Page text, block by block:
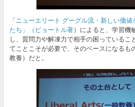
「ニューエリート グーグル流・新しい価
たち」（ピョートル著）によると、学習機
し、質問力や解凍力で相手の困っているこ
てことこそが必要で、そのベースになるも
教養）だと。